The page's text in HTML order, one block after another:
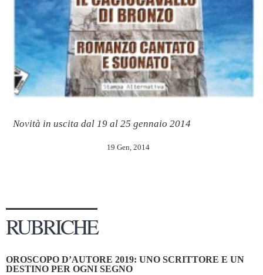
Novità in uscita dal 19 al 25 gennaio 2014
19 Gen, 2014
RUBRICHE
OROSCOPO D’AUTORE 2019: UNO SCRITTORE E UN
DESTINO PER OGNI SEGNO